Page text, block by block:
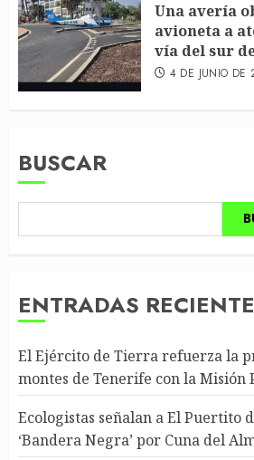
Una avería
avioneta a
vía del sur
4 DE JUNIO DE
BUSCAR
ENTRADAS
El Ejército de Tierra refuerza la
montes de Tenerife con la Misión
Ecologistas señalan a El Puertito
‘Bandera Negra’ por Cuna del